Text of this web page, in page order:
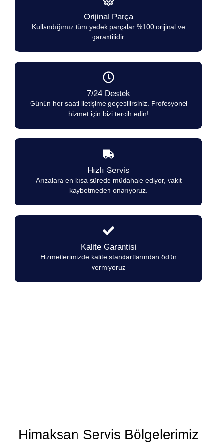
Orijinal Parça
Kullandığımız tüm yedek parçalar %100 orijinal ve
garantilidir.
7/24 Destek
Günün her saati iletişime geçebilirsiniz. Profesyonel
hizmet için bizi tercih edin!
Hızlı Servis
Arızalara en kısa sürede müdahale ediyor, vakit
kaybetmeden onarıyoruz.
Kalite Garantisi
Hizmetlerimizde kalite standartlarından ödün
vermiyoruz
Himaksan Servis Bölgelerimiz